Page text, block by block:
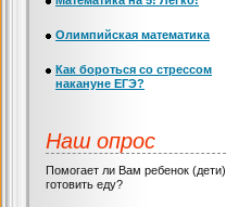
Олимпийская математика
Как бороться со стрессом
накануне ЕГЭ?
Наш опрос
Помогает ли Вам ребенок (дети)
готовить еду?